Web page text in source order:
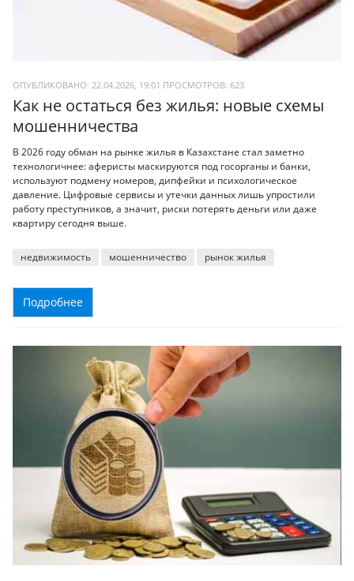
ОПУБЛИКОВАНО: 22.04.2026, 19:01 ПРОСМОТРОВ: 623
Как не остаться без жилья: новые схемы
мошенничества
В 2026 году обман на рынке жилья в Казахстане стал заметно
технологичнее: аферисты маскируются под госорганы и банки,
используют подмену номеров, дипфейки и психологическое
давление. Цифровые сервисы и утечки данных лишь упростили
работу преступников, а значит, риски потерять деньги или даже
квартиру сегодня выше.
недвижимость мошенничество рынок жилья
Подробнее